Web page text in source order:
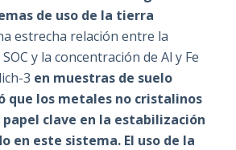
de uso de la tierra
estrecha relación entre la
y la concentración de Al y Fe
3 en muestras de suelo
que los metales no cristalinos
clave en la estabilización
en este sistema. El uso de la